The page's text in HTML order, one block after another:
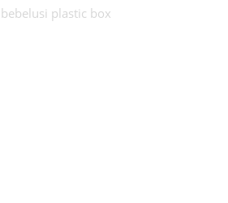
plastic box